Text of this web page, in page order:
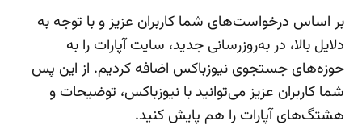
بر اساس درخواست‌های شما کاربران عزیز و با توجه به
دلایل بالا، در به‌روزرسانی جدید، سایت آپارات را به
حوزه‌های جستجوی نیوزباکس اضافه کردیم. از این پس
شما کاربران عزیز می‌توانید با نیوزباکس، توضیحات و
هشتگ‌های آپارات را هم پایش کنید.